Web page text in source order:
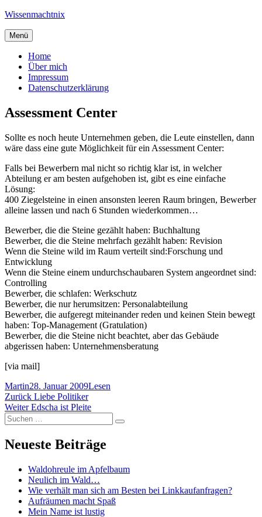
Zum
springen
Wissenmachtnix
Menü
Home
Über mich
Impressum
Datenschutzerklärung
Assessment Center
Sollte es noch heute Unternehmen geben, die Leute einstellen, dann
wäre dass eine gute Möglichkeit für ein Assessment Center:
Falls bei Bewerbern mal nicht so richtig klar ist, in welcher
Abteilung er am besten aufgehoben ist, gibt es eine einfache
Lösung:
400 Ziegelsteine in einen ansonsten leeren Raum bringen, Bewerber
alleine lassen und nach 6 Stunden wiederkommen…
Bewerber, die die Steine gezählt haben: Buchhaltung
Bewerber, die die Steine mehrfach gezählt haben: Revision
Wenn die Steine wild im Raum verteilt sind:Forschung und
Entwicklung
Wenn die Steine einem undurchschaubaren System angeordnet sind:
Controlling
Bewerber, die schlafen: Werkschutz
Bewerber, die nur herumsitzen: Personalabteilung
Bewerber, die aufgeregt miteinander reden und keinen Stein bewegt
haben: Top-Management (Gratulation)
Bewerber, die die Steine nicht beachtet, aber das Gebäude
abgerissen haben: Unternehmensberatung
[via mail]
Autor
MartinVeröffentlicht
am
28. Januar 2009Kategorien
Lesen
Beitragsnavigation
Zurück Vorheriger
Beitrag:
Liebe Politiker
Weiter Nächster
Beitrag:
Edscha ist Pleite
Suchen
nach:
Suchen
Neueste Beiträge
Waldohreule im Apfelbaum
Neulich im Wald…
Wie verhält man sich am Besten bei Linkkaufanfragen?
Aufräumen macht Spaß
Mein Name ist lustig